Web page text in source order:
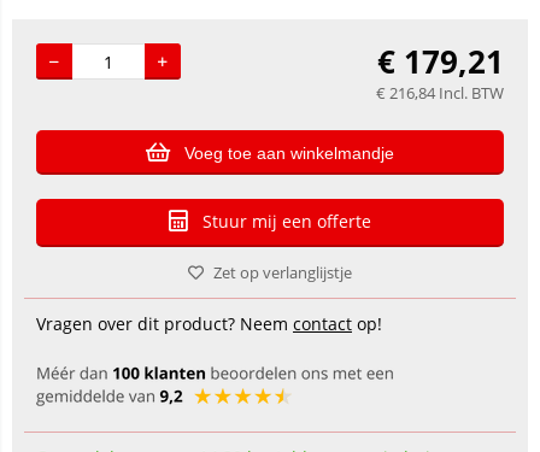
€ 179,21
€ 216,84 Incl. BTW
Voeg toe aan winkelmandje
Stuur mij een offerte
Zet op verlanglijstje
Vragen over dit product? Neem contact op!